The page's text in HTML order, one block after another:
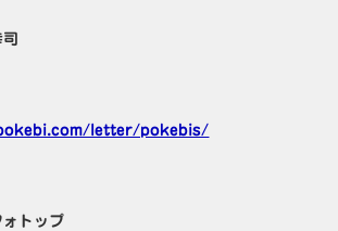
司
letter/pokebis/
ォトップ